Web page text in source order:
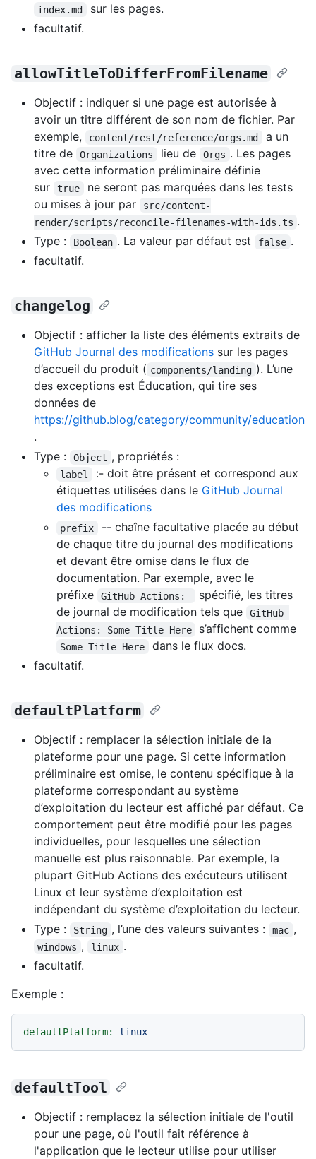
index.md
sur les pages.
facultatif.
allowTitleToDifferFromFilename
Objectif : indiquer si une page est autorisée à
avoir un titre différent de son nom de fichier. Par
exemple,
content/rest/reference/orgs.md
a un
titre de
Organizations lieu de Orgs . Les pages
avec cette information préliminaire définie
sur
true
ne seront pas marquées dans les tests
ou mises à jour par
src/content-
render/scripts/reconcile-filenames-with-ids.ts .
Type :
Boolean . La valeur par défaut est false .
facultatif.
changelog
Objectif : afficher la liste des éléments extraits de
GitHub Journal des modifications sur les pages
d’accueil du produit ( components/landing ). L’une
des exceptions est Éducation, qui tire ses
données de
https://github.blog/category/community/education
.
Type :
Object , propriétés :
label
:- doit être présent et correspond aux
étiquettes utilisées dans le GitHub Journal
des modifications
prefix
-- chaîne facultative placée au début
de chaque titre du journal des modifications
et devant être omise dans le flux de
documentation. Par exemple, avec le
préfixe
GitHub Actions:
spécifié, les titres
de journal de modification tels que
GitHub
Actions: Some Title Here
s’affichent comme
Some Title Here
dans le flux docs.
facultatif.
defaultPlatform
Objectif : remplacer la sélection initiale de la
plateforme pour une page. Si cette information
préliminaire est omise, le contenu spécifique à la
plateforme correspondant au système
d’exploitation du lecteur est affiché par défaut. Ce
comportement peut être modifié pour les pages
individuelles, pour lesquelles une sélection
manuelle est plus raisonnable. Par exemple, la
plupart GitHub Actions des exécuteurs utilisent
Linux et leur système d’exploitation est
indépendant du système d’exploitation du lecteur.
Type :
String , l’une des valeurs suivantes : mac ,
windows , linux .
facultatif.
Exemple :
defaultPlatform: linux
defaultTool
Objectif : remplacez la sélection initiale de l'outil
pour une page, où l'outil fait référence à
l'application que le lecteur utilise pour utiliser